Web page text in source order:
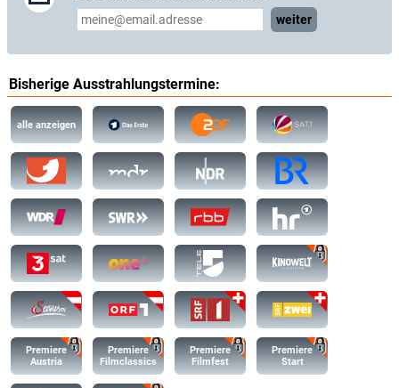
weiter
Bisherige Ausstrahlungstermine:
alle anzeigen
Premiere
Austria
Premiere
Filmclassics
Premiere
Filmfest
Premiere
Start